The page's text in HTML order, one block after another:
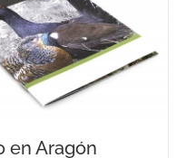
en Aragón